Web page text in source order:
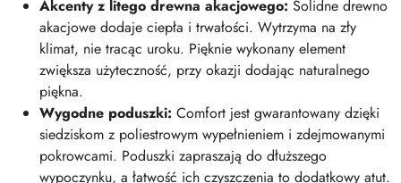
Akcenty z litego drewna akacjowego: Solidne drewno
akacjowe dodaje ciepła i trwałości. Wytrzyma na zły
klimat, nie tracąc uroku. Pięknie wykonany element
zwiększa użyteczność, przy okazji dodając naturalnego
piękna.
Wygodne poduszki: Comfort jest gwarantowany dzięki
siedziskom z poliestrowym wypełnieniem i zdejmowanymi
pokrowcami. Poduszki zapraszają do dłuższego
wypoczynku, a łatwość ich czyszczenia to dodatkowy atut.